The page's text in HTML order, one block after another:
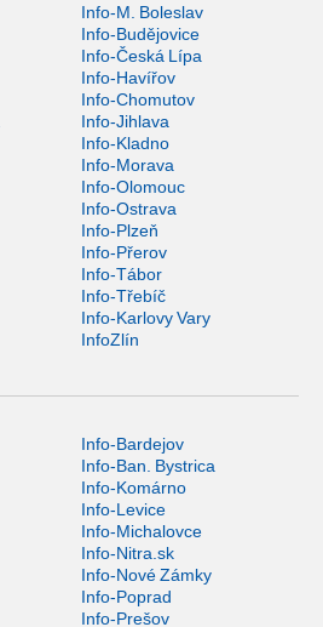
Info-M. Boleslav
Info-Budějovice
Info-Česká Lípa
Info-Havířov
Info-Chomutov
Info-Jihlava
Info-Kladno
Info-Morava
Info-Olomouc
Info-Ostrava
Info-Plzeň
Info-Přerov
Info-Tábor
Info-Třebíč
Info-Karlovy Vary
InfoZlín
Info-Bardejov
Info-Ban. Bystrica
Info-Komárno
Info-Levice
Info-Michalovce
Info-Nitra.sk
Info-Nové Zámky
Info-Poprad
Info-Prešov